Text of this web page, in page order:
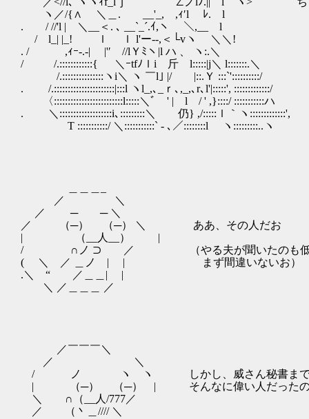
ヽ／/{∧ ＼＿. __'_, ,ｨ′l ﾚ. l
. / //'l | ＼__＜. ､ __`_´.ｲ,ヽ ＼,__ l
/ l_| |_! ｌ ｌ l'ー--,＜└vヽ ＼＼!
. / ,ｨｰ-.‐| |'′ //lＹﾐヽ|l ハ 、 ヽ:.＼
/ /.::::::::::::{ ＼ｰtfﾉｌi 斤 l:::::|j＼ l:::::::.＼
/.:::::::::::::::ヽi＼ ヽ ￣l｣ |/ |::.Ｙ :::`'::::::::::/
. /.::::::::::::::::::::::|:::l ヽl_,､_ｒ､,_,､r､l'|:::::', :::::::::::::/
〈:::::::::::::::::::::::::l:::::＼ﾞ ' | l / ' ,}::::/ :::::::::::ハ
. ＼:::::::::::::::::::i､:::::::::＼ 仍} ,/:::::ｌ｀ヽ:::::::::::::',
T :::::::::::/ ＼:::::::::::` - ､／::::::::l ヽ:::::::::..ヽ
／ ＼
／ ─ ─ ＼
／ （─） （─） ＼ ああ、その人だお
| （__人__） |
/ ∩ノ ⊃ ／ （やる夫が聞いたのも低い男
( ＼ ／ ＿ノ | | まず間違いないお）
.＼ “ ／＿＿| |
＼ ／＿＿＿ ／
／￣￣￣＼
／ ＼
/ ノ ヽ ヽ しかし、威さん秘書までい
| （─） （─） | そんなに偉い人だったの
＼ ∩（__人/777／
／ （丶＿//// ＼